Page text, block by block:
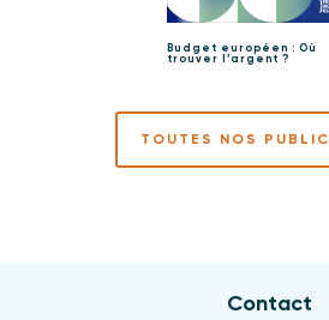
Budget européen : Où
trouver l’argent ?
TOUTES NOS
Contact